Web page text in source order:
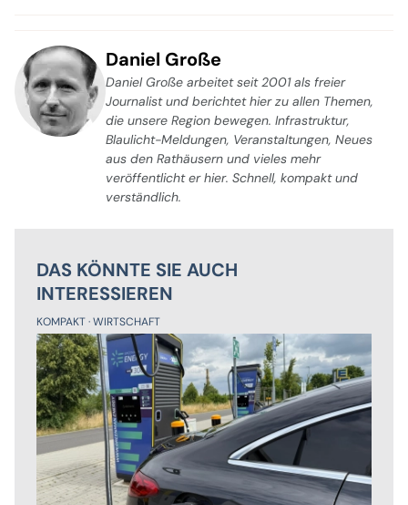
Daniel Große
Daniel Große arbeitet seit 2001 als freier
Journalist und berichtet hier zu allen Themen,
die unsere Region bewegen. Infrastruktur,
Blaulicht-Meldungen, Veranstaltungen, Neues
aus den Rathäusern und vieles mehr
veröffentlicht er hier. Schnell, kompakt und
verständlich.
DAS KÖNNTE SIE AUCH
INTERESSIEREN
KOMPAKT WIRTSCHAFT